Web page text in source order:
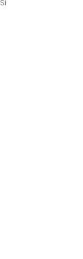
Si